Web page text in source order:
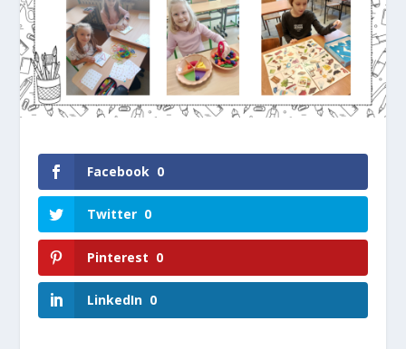
Facebook 0
Twitter 0
Pinterest 0
LinkedIn 0